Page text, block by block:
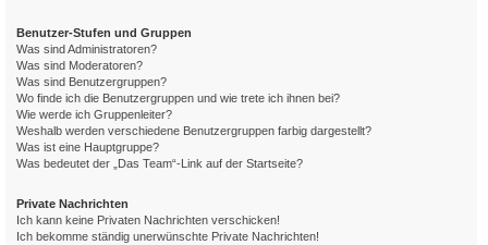
Benutzer-Stufen und Gruppen
Was sind Administratoren?
Was sind Moderatoren?
Was sind Benutzergruppen?
Wo finde ich die Benutzergruppen und wie trete ich ihnen bei?
Wie werde ich Gruppenleiter?
Weshalb werden verschiedene Benutzergruppen farbig dargestellt?
Was ist eine Hauptgruppe?
Was bedeutet der „Das Team“-Link auf der Startseite?
Private Nachrichten
Ich kann keine Privaten Nachrichten verschicken!
Ich bekomme ständig unerwünschte Private Nachrichten!